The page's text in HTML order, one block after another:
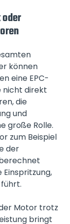
können
eine EPC-
nicht direkt
die
und
große Rolle.
zum Beispiel
der
Motor trotz
bringt